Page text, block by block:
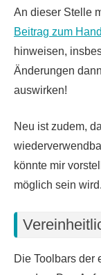
An dieser Stelle
Beitrag zum
hinweisen,
Änderungen
auswirken!
Neu ist zudem,
könnte mir
möglich sein wird.
Die Toolbars der